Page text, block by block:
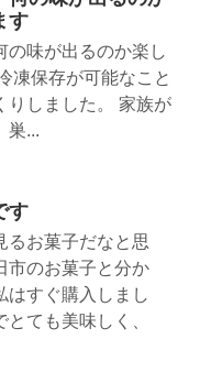
す
の味が出るのか楽し
凍保存が可能なこと
りしました。 家族が
巣...
す
るお菓子だなと思
市のお菓子と分か
はすぐ購入しまし
ても美味しく、